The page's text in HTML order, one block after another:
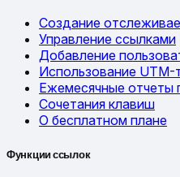
Создание
Управление ссылками
Добавление
Использование UTM-
Ежемесячные отчеты
Сочетания клавиш
О бесплатном плане
Функции ссылок